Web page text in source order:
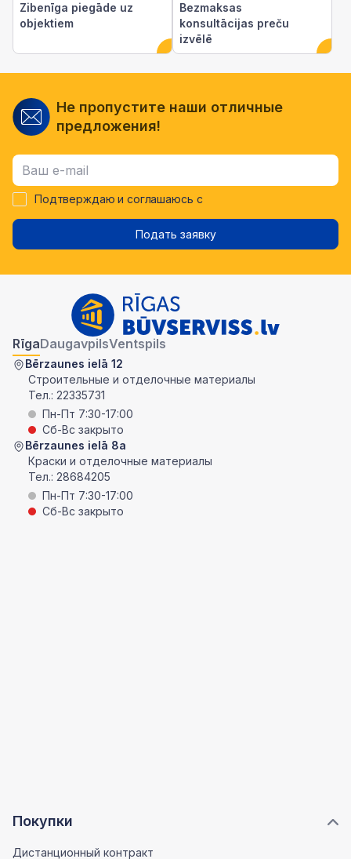
Zibenīga piegāde uz
objektiem
Bezmaksas
konsultācijas preču
izvēlē
Не пропустите наши отличные
предложения!
Подтверждаю и соглашаюсь с
Подать заявку
Покупки
Дистанционный контракт
RīgaDaugavpilsVentspils
Bērzaunes ielā 12
Строительные и отделочные материалы
Тел.: 22335731
Пн-Пт 7:30-17:00
Сб-Вс закрыто
Bērzaunes ielā 8a
Краски и отделочные материалы
Тел.: 28684205
Пн-Пт 7:30-17:00
Сб-Вс закрыто